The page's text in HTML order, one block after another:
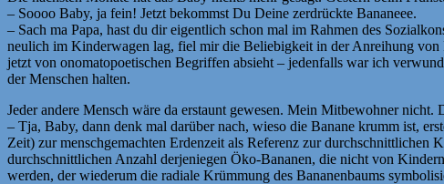
– Soooo Baby, ja fein! Jetzt bekommst Du Deine zerdrückte Bananeee.
– Sach ma Papa, hast du dir eigentlich schon mal im Rahmen des
neulich im Kinderwagen lag, fiel mir die Beliebigkeit in der Anreihung von
jetzt von onomatopoetischen Begriffen absieht – jedenfalls war ich
der Menschen halten.
Jeder andere Mensch wäre da erstaunt gewesen. Mein Mitbewohner
– Tja, Baby, dann denk mal darüber nach, wieso die Banane krumm ist,
Zeit) zur menschgemachten Erdenzeit als Referenz zur
durchschnittlichen Anzahl derjeniegen Öko-Bananen, die nicht von
werden, der wiederum die radiale Krümmung des Bananenbaums